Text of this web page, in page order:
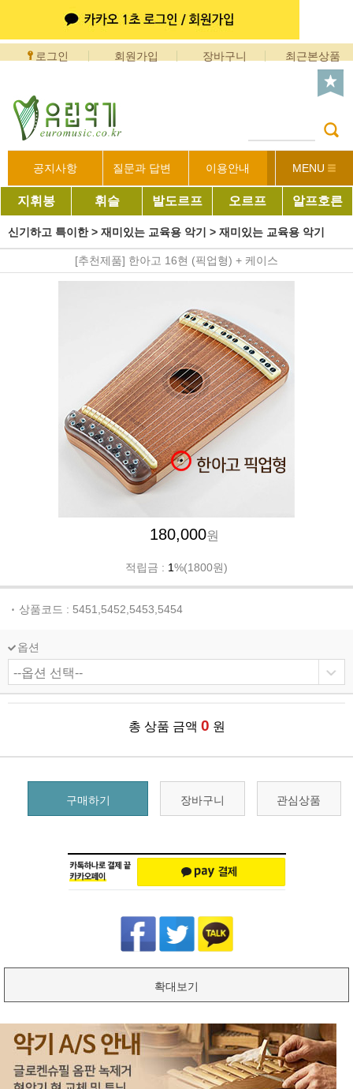
로그인 회원가입 장바구니 최근본상품
공지사항 질문과 답변 이용안내 MENU
지휘봉 휘슬 발도르프 오르프 알프호른
신기하고 특이한> 재미있는 교육용 악기 > 재미있는 교육용 악기
[추천제품] 한아고 16현 (픽업형) + 케이스
180,000원
적립금 : 1%(1800원)
상품코드 : 5451,5452,5453,5454
옵션
총 상품 금액 0 원
구매하기 장바구니 관심상품
확대보기